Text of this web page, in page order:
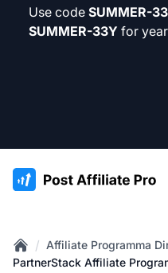
Use code SUMMER-
SUMMER-33Y for
:site.title
Home
/ Affiliate Programma
PartnerStack Affiliate